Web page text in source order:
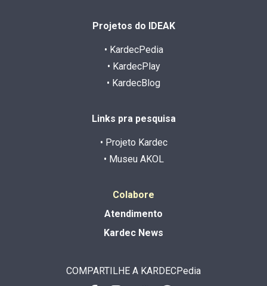
Projetos do IDEAK
• KardecPedia
• KardecPlay
• KardecBlog
Links pra pesquisa
• Projeto Kardec
• Museu AKOL
Colabore
Atendimento
Kardec News
COMPARTILHE A KARDECPedia